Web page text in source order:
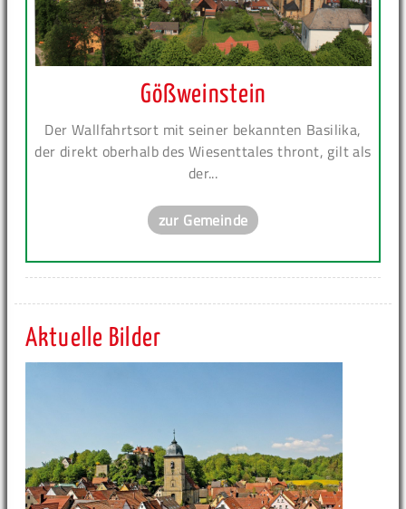
Gößweinstein
Der Wallfahrtsort mit seiner bekannten Basilika,
der direkt oberhalb des Wiesenttales thront, gilt als
der...
zur Gemeinde
Aktuelle Bilder